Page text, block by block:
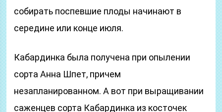
собирать поспевшие плоды начинают в
середине или конце июля.
Кабардинка была получена при опылении
сорта Анна Шпет, причем
незапланированном. А вот при выращивании
саженцев сорта Кабардинка из косточек